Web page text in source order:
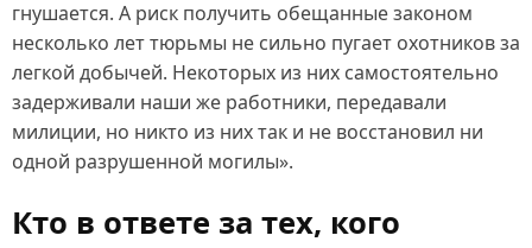
гнушается. А риск получить обещанные законом
несколько лет тюрьмы не сильно пугает охотников за
легкой добычей. Некоторых из них самостоятельно
задерживали наши же работники, передавали
милиции, но никто из них так и не восстановил ни
одной разрушенной могилы».
Кто в ответе за тех, кого